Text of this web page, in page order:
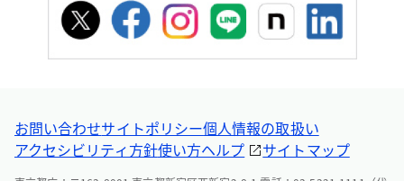
お問い合わせサイトポリシー個人情報の取扱い
アクセシビリティ方針使い方ヘルプ サイトマップ